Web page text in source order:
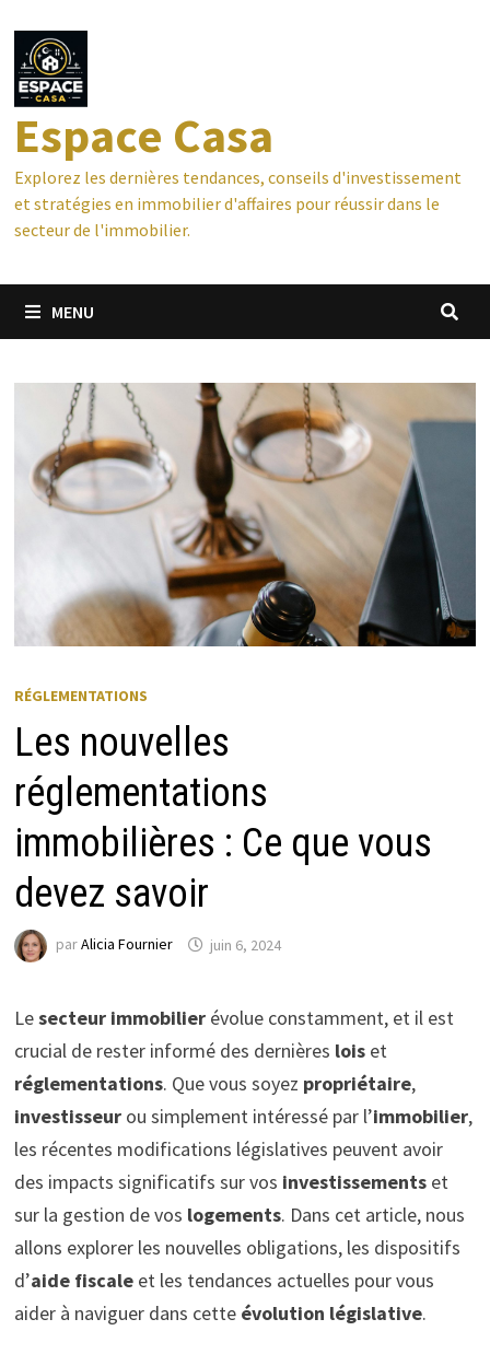
contenu
Espace Casa
Explorez les dernières tendances, conseils d'investissement
et stratégies en immobilier d'affaires pour réussir dans le
secteur de l'immobilier.
MENU
RÉGLEMENTATIONS
Les nouvelles
réglementations
immobilières : Ce que vous
devez savoir
parAlicia Fournier juin 6, 2024
Lesecteur immobilierévolue constamment, et il est
crucial de rester informé des dernières loiset
réglementations. Que vous soyez propriétaire,
investisseurou simplement intéressé par l’immobilier,
les récentes modifications législatives peuvent avoir
des impacts significatifs sur vos investissementset
sur la gestion de vos logements. Dans cet article, nous
allons explorer les nouvelles obligations, les dispositifs
d’aide fiscaleet les tendances actuelles pour vous
aider à naviguer dans cette évolution législative.